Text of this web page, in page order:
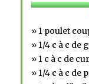
» 1 poulet
» 1/4 c à c de
» 1 c à c de
» 1/4 c à c